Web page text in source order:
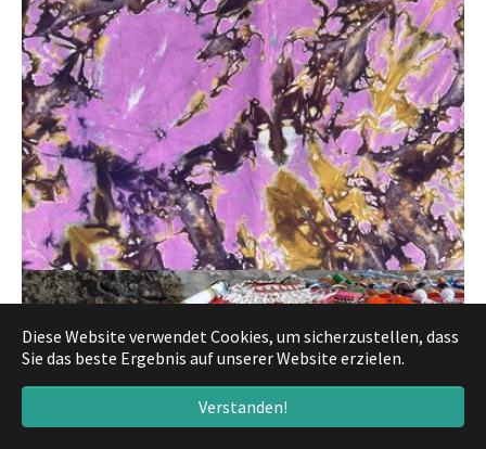
Diese Website verwendet Cookies, um sicherzustellen, dass
Sie das beste Ergebnis auf unserer Website erzielen.
Verstanden!